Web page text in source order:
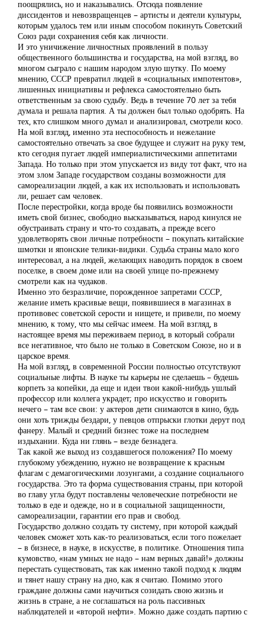
поощрялись, но и наказывались. Отсюда появление
диссидентов и невозвращенцев – артисты и деятели культуры,
которым удалось тем или иным способом покинуть Советский
Союз ради сохранения себя как личности.
И это уничижение личностных проявлений в пользу
общественного большинства и государства, на мой взгляд, во
многом сыграло с нашим народом злую шутку. По моему
мнению, СССР превратил людей в «социальных импотентов»,
лишенных инициативы и рефлекса самостоятельно быть
ответственным за свою судьбу. Ведь в течение 70 лет за тебя
думала и решала партия. А ты должен был только одобрять. На
тех, кто слишком много думал и анализировал, смотрели косо.
На мой взгляд, именно эта неспособность и нежелание
самостоятельно отвечать за свое будущее и служит на руку тем,
кто сегодня пугает людей империалистическими аппетитами
Запада. Но только при этом упускается из виду тот факт, что на
этом злом Западе государством созданы возможности для
самореализации людей, а как их использовать и использовать
ли, решает сам человек.
После перестройки, когда вроде бы появились возможности
иметь свой бизнес, свободно высказываться, народ кинулся не
обустраивать страну и что-то создавать, а прежде всего
удовлетворять свои личные потребности – покупать китайские
шмотки и японские телики-видики. Судьба страны мало кого
интересовал, а на людей, желающих наводить порядок в своем
поселке, в своем доме или на своей улице по-прежнему
смотрели как на чудаков.
Именно это безразличие, порожденное запретами СССР,
желание иметь красивые вещи, появившиеся в магазинах в
противовес советской серости и нищете, и привели, по моему
мнению, к тому, что мы сейчас имеем. На мой взгляд, в
настоящее время мы переживаем период, в который собрали
все негативное, что было не только в Советском Союзе, но и в
царское время.
На мой взгляд, в современной России полностью отсутствуют
социальные лифты. В науке ты карьеры не сделаешь – будешь
корпеть за копейки, да еще и идеи твои какой-нибудь ушлый
профессор или коллега украдет; про искусство и говорить
нечего – там все свои: у актеров дети снимаются в кино, будь
они хоть трижды бездари, у певцов отпрыски глотки дерут под
фанеру. Малый и средний бизнес тоже на последнем
издыхании. Куда ни глянь – везде безнадега.
Так какой же выход из создавшегося положения? По моему
глубокому убеждению, нужно не возвращение к красным
флагам с демагогическими лозунгами, а создание социального
государства. Это та форма существования страны, при которой
во главу угла будут поставлены человеческие потребности не
только в еде и одежде, но и в социальной защищенности,
самореализации, гарантии его прав и свобод.
Государство должно создать ту систему, при которой каждый
человек сможет хоть как-то реализоваться, если того пожелает
– в бизнесе, в науке, в искусстве, в политике. Отношения типа
кумовство, «нам умных не надо – нам верных давай!» должны
перестать существовать, так как именно такой подход к людям
и тянет нашу страну на дно, как я считаю. Помимо этого
граждане должны сами научиться созидать свою жизнь и
жизнь в стране, а не соглашаться на роль пассивных
наблюдателей и «второй нефти». Можно даже создать партию с